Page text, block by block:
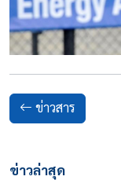
ข่าวสาร
ข่าวล่าสุด